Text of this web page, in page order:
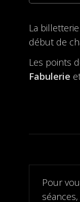
La
début de
Les points
Fabulerie
Pour